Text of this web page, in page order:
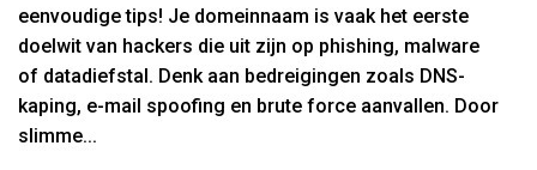
eenvoudige tips! Je domeinnaam is vaak het eerste
doelwit van hackers die uit zijn op phishing, malware
of datadiefstal. Denk aan bedreigingen zoals DNS-
kaping, e-mail spoofing en brute force aanvallen. Door
slimme...